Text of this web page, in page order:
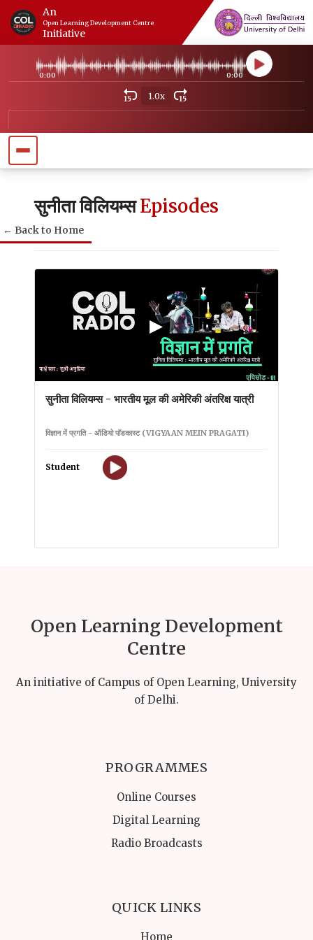
An
Open Learning Development Centre
Initiative
0:00 0:00
15 1.0x 15
सुनीता विलियम्सEpisodes
← Back to Home
▶
सुनीता विलियम्स - भारतीय मूल की अमेरिकी अंतरिक्ष यात्री
विज्ञान में प्रगति - ऑडियो पॉडकास्ट (VIGYAAN MEIN PRAGATI)
Student
Open Learning Development
Centre
An initiative of Campus of Open Learning, University
of Delhi.
PROGRAMMES
Online Courses
Digital Learning
Radio Broadcasts
QUICK LINKS
Home